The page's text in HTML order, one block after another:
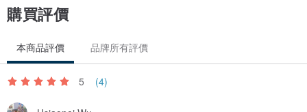
■ 特點三:異材質的拼接風!
上，呈現出不同的質感紋理～
>>> 使用小Tips:雖然不怕潑水，若貼在非紙物品上，長時間使用易有
購買評價
本商品評價 品牌所有評價
5 (4)